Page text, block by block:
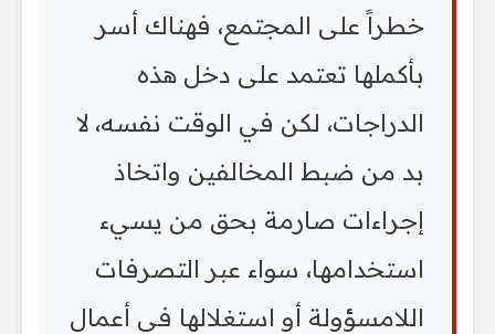
خطراً على المجتمع، فهناك أسر
بأكملها تعتمد على دخل هذه
الدراجات، لكن في الوقت نفسه، لا
بد من ضبط المخالفين واتخاذ
إجراءات صارمة بحق من يسيء
استخدامها، سواء عبر التصرفات
اللامسؤولة أو استغلالها في أعمال